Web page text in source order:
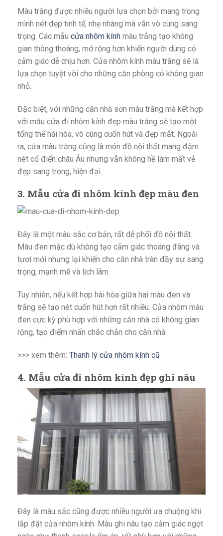
Màu trắng được nhiều người lựa chọn bởi mang trong
mình nét đẹp tinh tế, nhẹ nhàng mà vẫn vô cùng sang
trọng. Các mẫu cửa nhôm kính màu trắng tạo không
gian thông thoáng, mở rộng hơn khiến người dùng có
cảm giác dễ chịu hơn. Cửa nhôm kính màu trắng sẽ là
lựa chọn tuyệt vời cho những căn phòng có không gian
nhỏ.
Đặc biệt, với những căn nhà sơn màu trắng mà kết hợp
với mẫu cửa đi nhôm kính đẹp màu trắng sẽ tạo một
tổng thể hài hòa, vô cùng cuốn hút và đẹp mắt. Ngoài
ra, cửa màu trắng cũng là món đồ nội thất mang đậm
nét cổ điển châu Âu nhưng vẫn không hề làm mất vẻ
đẹp sang trọng, hiện đại.
3. Mẫu cửa đi nhôm kính đẹp màu đen
Đây là một màu sắc cơ bản, rất dễ phối đồ nội thất.
Màu đen mặc dù không tạo cảm giác thoáng đãng và
tươi mới nhưng lại khiến cho căn nhà tràn đầy sự sang
trọng, mạnh mẽ và lịch lãm.
Tuy nhiên, nếu kết hợp hài hòa giữa hai màu đen và
trắng sẽ tạo nét cuốn hút hơn rất nhiều. Cửa nhôm màu
đen cực kỳ phù hợp với những căn nhà có không gian
rộng, tạo điểm nhấn chắc chắn cho căn nhà.
>>> xem thêm: Thanh lý cửa nhôm kính cũ
4. Mẫu cửa đi nhôm kính đẹp ghi nâu
Đây là màu sắc cũng được nhiều người ưa chuộng khi
lắp đặt cửa nhôm kính. Màu ghi nâu tạo cảm giác ngọt